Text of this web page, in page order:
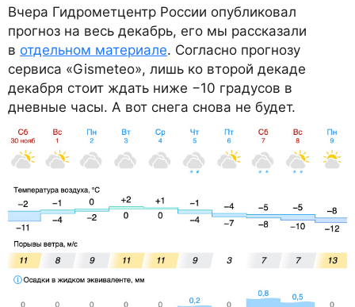
Вчера Гидрометцентр России опубликовал
прогноз на весь декабрь, его мы рассказали
в отдельном материале. Согласно прогнозу
сервиса «Gismeteo», лишь ко второй декаде
декабря стоит ждать ниже −10 градусов в
дневные часы. А вот снега снова не будет.